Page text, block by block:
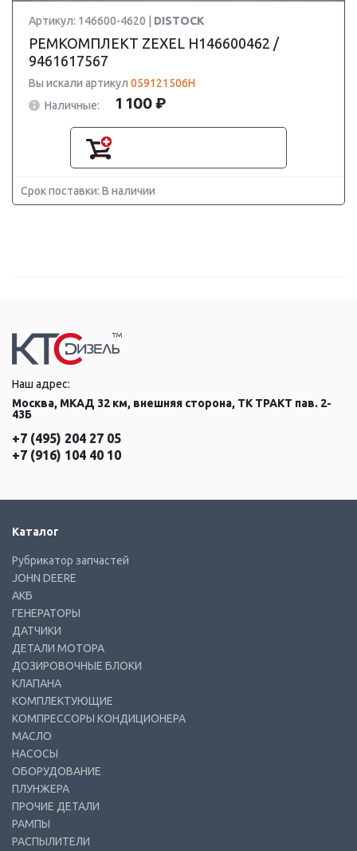
Артикул: 146600-4620 | DISTOCK
РЕМКОМПЛЕКТ ZEXEL H146600462 /
9461617567
Вы искали артикул 059121506H
Наличные:
1 100 ₽
Срок поставки: В наличии
Наш адрес:
Москва, МКАД 32 км, внешняя сторона, ТК ТРАКТ пав. 2-
43Б
+7 (495) 204 27 05
+7 (916) 104 40 10
Каталог
Рубрикатор запчастей
JOHN DEERE
АКБ
ГЕНЕРАТОРЫ
ДАТЧИКИ
ДЕТАЛИ МОТОРА
ДОЗИРОВОЧНЫЕ БЛОКИ
КЛАПАНА
КОМПЛЕКТУЮЩИЕ
КОМПРЕССОРЫ КОНДИЦИОНЕРА
МАСЛО
НАСОСЫ
ОБОРУДОВАНИЕ
ПЛУНЖЕРА
ПРОЧИЕ ДЕТАЛИ
РАМПЫ
РАСПЫЛИТЕЛИ